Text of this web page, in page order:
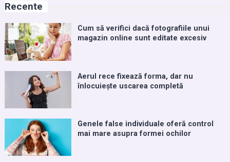
Recente
Cum să verifici dacă fotografiile unui
magazin online sunt editate excesiv
Aerul rece fixează forma, dar nu
înlocuiește uscarea completă
Genele false individuale oferă control
mai mare asupra formei ochilor